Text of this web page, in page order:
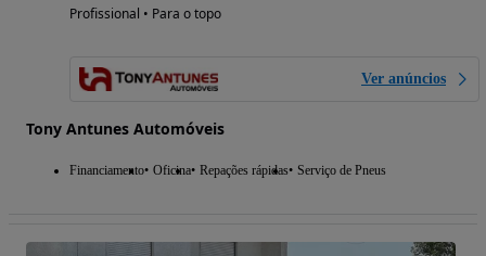
Profissional • Para o topo
Ver anúncios
Tony Antunes Automóveis
Financiamento Oficina Repações rápidas Serviço de Pneus